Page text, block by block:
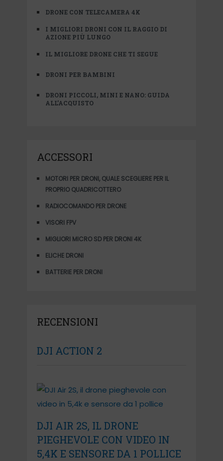
DRONE CON TELECAMERA 4K
I MIGLIORI DRONI CON IL RAGGIO DI
AZIONE PIÙ LUNGO
IL MIGLIORE DRONE CHE TI SEGUE
DRONI PER BAMBINI
DRONI PICCOLI, MINI E NANO: GUIDA
ALL’ACQUISTO
ACCESSORI
MOTORI PER DRONI, QUALE SCEGLIERE PER IL
PROPRIO QUADRICOTTERO
RADIOCOMANDO PER DRONE
VISORI FPV
MIGLIORI MICRO SD PER DRONI 4K
ELICHE DRONI
BATTERIE PER DRONI
RECENSIONI
DJI ACTION 2
DJI AIR 2S, IL DRONE
PIEGHEVOLE CON VIDEO IN
5,4K E SENSORE DA 1 POLLICE